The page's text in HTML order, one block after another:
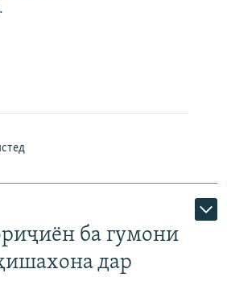
ба гумони
дар